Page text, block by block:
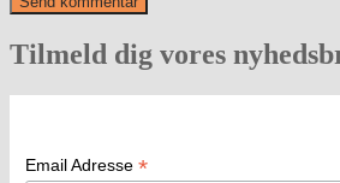
Tilmeld dig vores
Email Adresse *